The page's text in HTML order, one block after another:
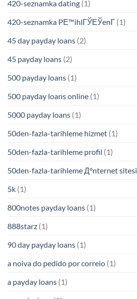
420-seznamka dating (1)
420-seznamka PЕ™ihlГЎЕЎenГ­ (1)
45 day payday loans (2)
45 payday loans (2)
500 payday loans (1)
500 payday loans online (1)
5000 payday loans (1)
50den-fazla-tarihleme hizmet (1)
50den-fazla-tarihleme profil (1)
50den-fazla-tarihleme Д°nternet sitesi
5k (1)
800notes payday loans (1)
888starz (1)
90 day payday loans (1)
a noiva do pedido por correio (1)
a payday loans (1)